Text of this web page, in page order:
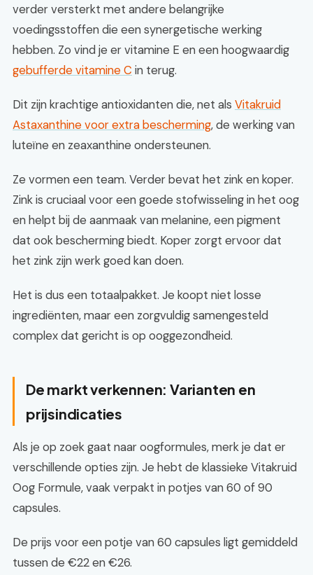
verder versterkt met andere belangrijke
voedingsstoffen die een synergetische werking
hebben. Zo vind je er vitamine E en een hoogwaardig
gebufferde vitamine C in terug.
Dit zijn krachtige antioxidanten die, net als Vitakruid
Astaxanthine voor extra bescherming, de werking van
luteïne en zeaxanthine ondersteunen.
Ze vormen een team. Verder bevat het zink en koper.
Zink is cruciaal voor een goede stofwisseling in het oog
en helpt bij de aanmaak van melanine, een pigment
dat ook bescherming biedt. Koper zorgt ervoor dat
het zink zijn werk goed kan doen.
Het is dus een totaalpakket. Je koopt niet losse
ingrediënten, maar een zorgvuldig samengesteld
complex dat gericht is op ooggezondheid.
De markt verkennen: Varianten en
prijsindicaties
Als je op zoek gaat naar oogformules, merk je dat er
verschillende opties zijn. Je hebt de klassieke Vitakruid
Oog Formule, vaak verpakt in potjes van 60 of 90
capsules.
De prijs voor een potje van 60 capsules ligt gemiddeld
tussen de €22 en €26.